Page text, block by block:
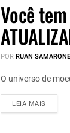
Você
PORRUAN SAMARONE
O universo de
LEIA MAIS